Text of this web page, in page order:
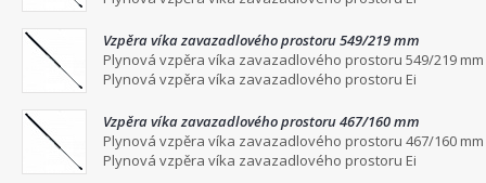
Vzpěra víka zavazadlového prostoru 549/219 mm
Plynová vzpěra víka zavazadlového prostoru 549/219 mm
Plynová vzpěra víka zavazadlového prostoru Ei
Vzpěra víka zavazadlového prostoru 467/160 mm
Plynová vzpěra víka zavazadlového prostoru 467/160 mm
Plynová vzpěra víka zavazadlového prostoru Ei